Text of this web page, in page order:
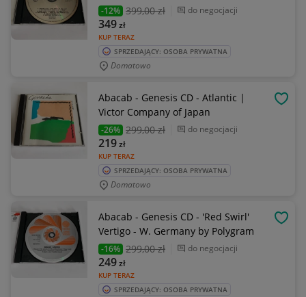
-12% 399,00 zł do negocjacji
KUP TERAZ
349zł
SPRZEDAJĄCY: OSOBA PRYWATNA
Domatowo
Abacab - Genesis CD - Atlantic |
Victor Company of Japan
-26% 299,00 zł do negocjacji
KUP TERAZ
219zł
SPRZEDAJĄCY: OSOBA PRYWATNA
Domatowo
Abacab - Genesis CD - 'Red Swirl'
Vertigo - W. Germany by Polygram
-16% 299,00 zł do negocjacji
KUP TERAZ
249zł
SPRZEDAJĄCY: OSOBA PRYWATNA